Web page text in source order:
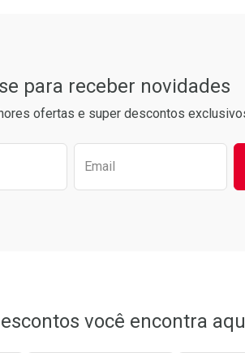
para receber novidades
ofertas e super descontos
o formulário abaixo para
Email
você encontra